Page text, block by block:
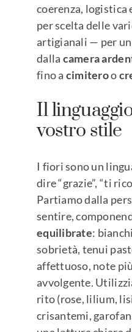
coerenza, logistica
per scelta delle
artigianali — per
dalla camera
fino a cimiteroo
Il
vostro stile
I fiori sono un
dire “grazie”, “ti
Partiamo dalla
sentire,
equilibrate:
sobrietà, tenui
affettuoso, note
avvolgente.
rito (rose, lilium,
crisantemi,